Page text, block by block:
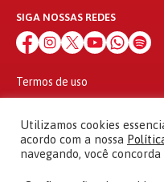
SIGA NOSSAS REDES
Termos de uso
© 2010 - 2026
Partido dos Trabalhadores
Utilizamos cookies
acordo com a nossa
navegando, você concorda